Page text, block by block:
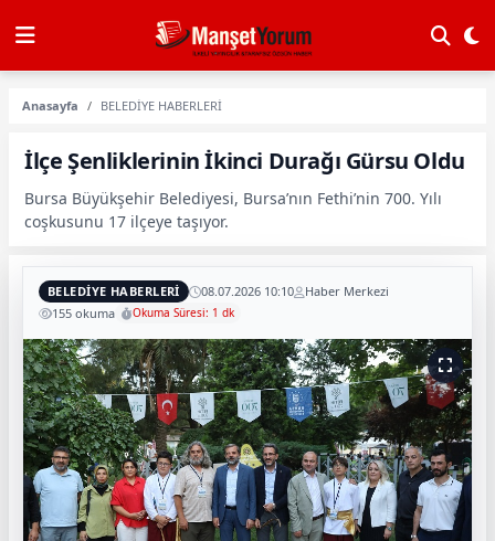
Anasayfa BELEDİYE HABERLERİ
İlçe Şenliklerinin İkinci Durağı Gürsu Oldu
Bursa Büyükşehir Belediyesi, Bursa’nın Fethi’nin 700. Yılı
coşkusunu 17 ilçeye taşıyor.
BELEDİYE HABERLERİ 08.07.2026 10:10
Haber Merkezi
155 okuma
Okuma Süresi: 1 dk